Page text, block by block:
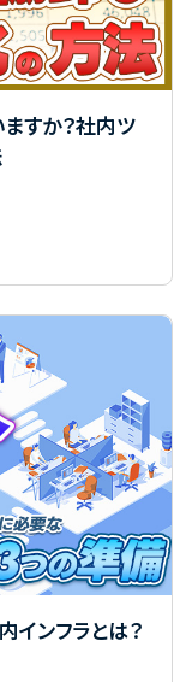
すか？社内ツ
インフラとは？